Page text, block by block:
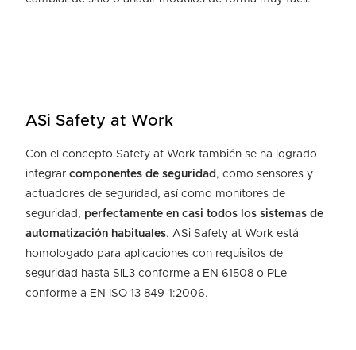
ASi Safety at Work
Con el concepto Safety at Work también se ha logrado
integrarcomponentes de seguridad , como sensores y
actuadores de seguridad, así como monitores de
seguridad, perfectamente en casi todos los sistemas de
automatización habituales. ASi Safety at Work está
homologado para aplicaciones con requisitos de
seguridad hasta SIL3 conforme a EN 61508 o PLe
conforme a EN ISO 13 849-1:2006.